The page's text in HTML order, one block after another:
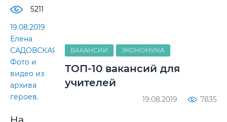
5211
19.08.2019
Елена
САДОВСКАЯ.
Фото и
видео из
архива
героев.
ВАКАНСИИ ЭКОНОМИКА
ТОП-10 вакансий для
учителей
19.08.2019 7835